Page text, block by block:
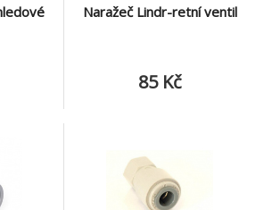
Naražeč Lindr-retní ventil
85 Kč